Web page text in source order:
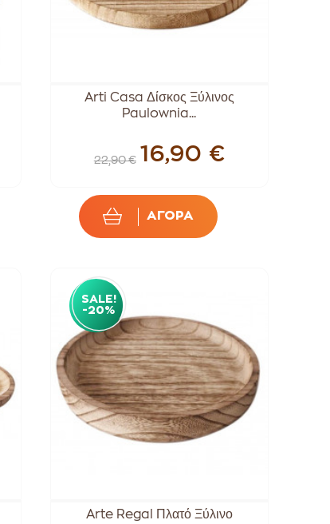
Arti Casa Δίσκος Ξύλινος
Paulownia...
22,90 € 16,90 €
ΑΓΟΡΑ
SALE!
-20%
Arte Regal Πλατό Ξύλινο